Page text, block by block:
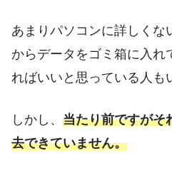
あまりパソコンに詳しくな
からデータをゴミ箱に入れ
ればいいと思っている人も
しかし、 当たり前ですがそ
去できていません。